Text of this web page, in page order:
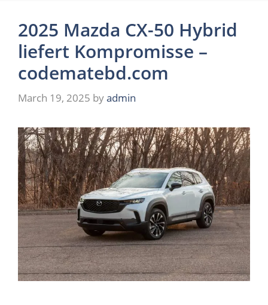
2025 Mazda CX-50 Hybrid
liefert Kompromisse –
codematebd.com
March 19, 2025 byadmin